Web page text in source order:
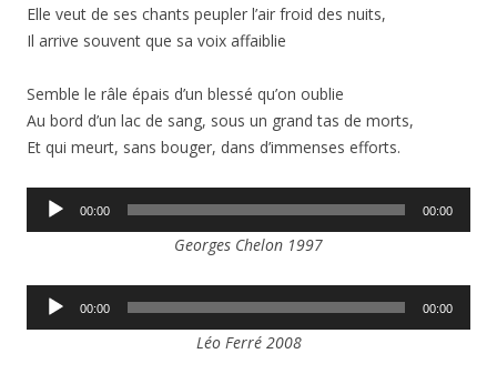
Elle veut de ses chants peupler l’air froid des nuits,
Il arrive souvent que sa voix affaiblie
Semble le râle épais d’un blessé qu’on oublie
Au bord d’un lac de sang, sous un grand tas de morts,
Et qui meurt, sans bouger, dans d’immenses efforts.
Lecteur
00:00 00:00
Georges Chelon 1997
Lecteur
00:00 00:00
Léo Ferré 2008